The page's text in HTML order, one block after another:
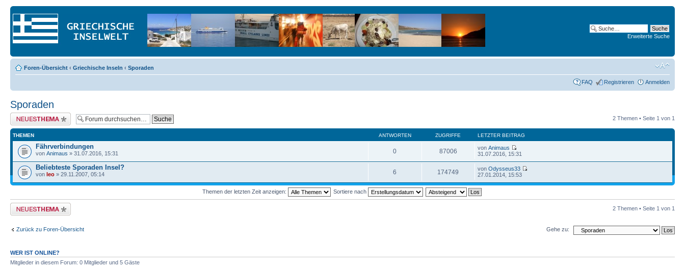
Erweiterte Suche
Foren-Übersicht ‹ Griechische Inseln ‹ Sporaden
FAQ Registrieren Anmelden
Sporaden
Neues Thema erstellen 2 Themen • Seite 1 von 1
THEMEN ANTWORTEN ZUGRIFFE LETZTER BEITRAG
Fährverbindungen
von Animaus » 31.07.2016, 15:31 0 87006 vonAnimaus
31.07.2016, 15:31
Beliebteste Sporaden Insel?
von leo » 29.11.2007, 05:14 6 174749 vonOdysseus33
27.01.2014, 15:53
Themen der letzten Zeit anzeigen: Sortiere nach
Neues Thema erstellen 2 Themen • Seite 1 von 1
Zurück zu Foren-Übersicht Gehe zu:
WER IST ONLINE?
Mitglieder in diesem Forum: 0 Mitglieder und 5 Gäste